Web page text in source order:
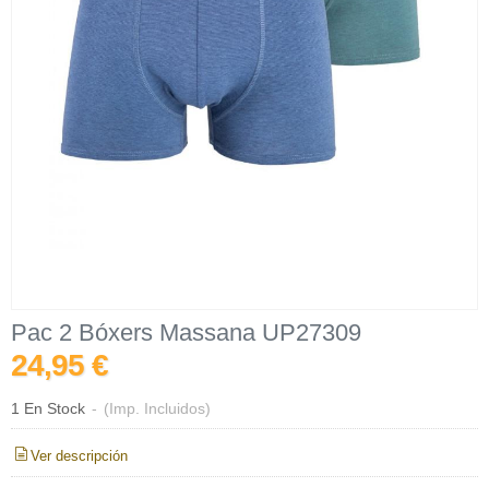
Pac 2 Bóxers Massana UP27309
24,95 €
1 En Stock - (Imp. Incluidos)
Ver descripción